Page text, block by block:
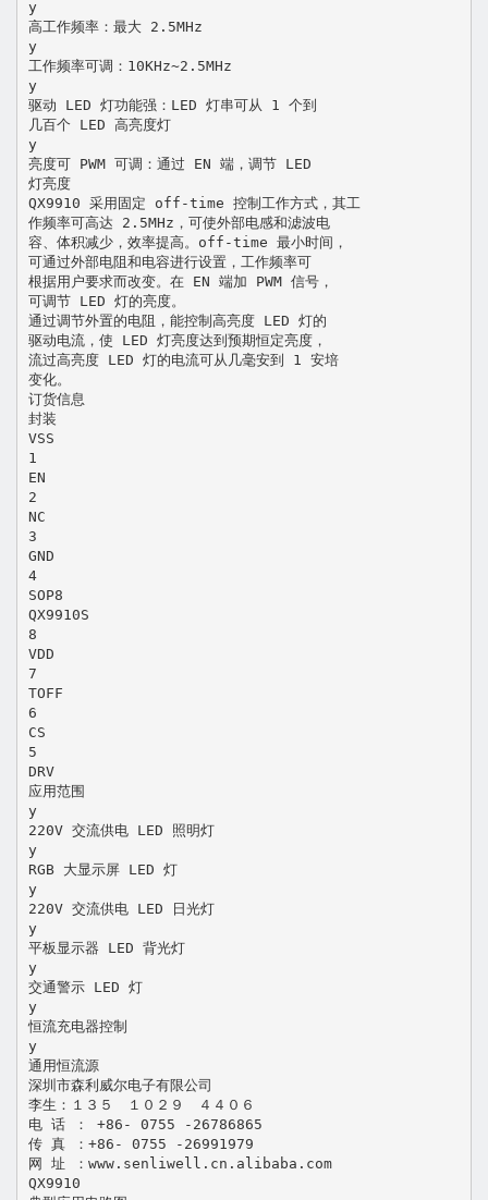
y
高工作频率：最大 2.5MHz
y
工作频率可调：10KHz~2.5MHz
y
驱动 LED 灯功能强：LED 灯串可从 1 个到
几百个 LED 高亮度灯
y
亮度可 PWM 可调：通过 EN 端，调节 LED
灯亮度
QX9910 采用固定 off-time 控制工作方式，其工
作频率可高达 2.5MHz，可使外部电感和滤波电
容、体积减少，效率提高。off-time 最小时间，
可通过外部电阻和电容进行设置，工作频率可
根据用户要求而改变。在 EN 端加 PWM 信号，
可调节 LED 灯的亮度。
通过调节外置的电阻，能控制高亮度 LED 灯的
驱动电流，使 LED 灯亮度达到预期恒定亮度，
流过高亮度 LED 灯的电流可从几毫安到 1 安培
变化。
订货信息
封装
VSS
1
EN
2
NC
3
GND
4
SOP8
QX9910S
8
VDD
7
TOFF
6
CS
5
DRV
应用范围
y
220V 交流供电 LED 照明灯
y
RGB 大显示屏 LED 灯
y
220V 交流供电 LED 日光灯
y
平板显示器 LED 背光灯
y
交通警示 LED 灯
y
恒流充电器控制
y
通用恒流源
深圳市森利威尔电子有限公司
李生：１３５ １０２９ ４４０６
电 话 ： +86- 0755 -26786865
传 真 ：+86- 0755 -26991979
网 址 ：www.senliwell.cn.alibaba.com
QX9910